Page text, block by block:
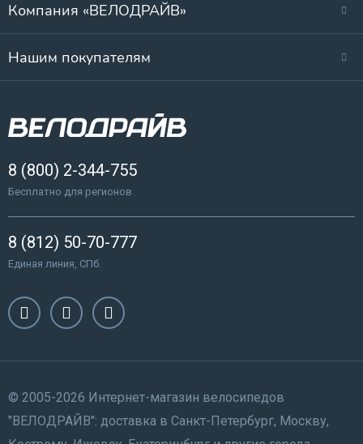
Компания «ВЕЛОДРАЙВ»
Нашим покупателям
8 (800) 2-344-755
Бесплатно для регионов
8 (812) 50-70-777
Единая линия, СПб.
© 2005-2026 Интернет-магазин велосипедов
"ВЕЛОДРАЙВ": доставка в Санкт-Петербург, Москву,